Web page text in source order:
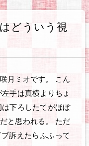
どういう視
月ミオです。 こん
手は真横よりちょ
下ろしたてがほぼ
と思われる。 ただ
訴えたらふふって